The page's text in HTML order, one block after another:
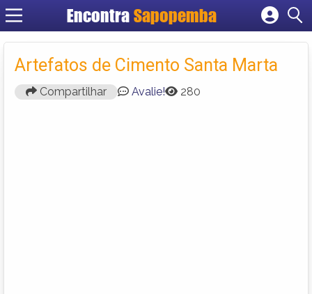
Encontra Sapopemba
Cadastrar empresa
Criar conta
Artefatos de Cimento Santa Marta
Compartilhar Avalie! 280